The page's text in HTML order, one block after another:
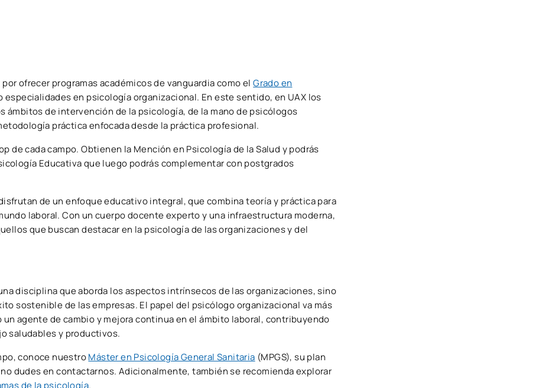
ofrecer programas académicos de vanguardia como elGrado en
especialidades en psicología organizacional. En este sentido, en UAX los
de intervención de la psicología, de la mano de psicólogos
práctica enfocada desde la práctica profesional.
de cada campo. Obtienen la Mención en Psicología de la Salud y podrás
Educativa que luego podrás complementar con postgrados
de un enfoque educativo integral, que combina teoría y práctica para
laboral. Con un cuerpo docente experto y una infraestructura moderna,
que buscan destacar en la psicología de las organizaciones y del
disciplina que aborda los aspectos intrínsecos de las organizaciones, sino
sostenible de las empresas. El papel del psicólogo organizacional va más
agente de cambio y mejora continua en el ámbito laboral, contribuyendo
saludables y productivos.
conoce nuestroMáster en Psicología General Sanitaria (MPGS), su plan
dudes en contactarnos. Adicionalmente, también se recomienda explorar
de la psicología.